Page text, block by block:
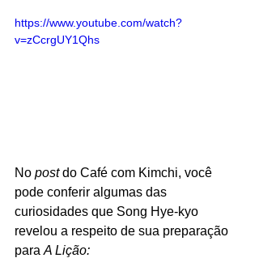
https://www.youtube.com/watch?
v=zCcrgUY1Qhs
No post do Café com Kimchi, você
pode conferir algumas das
curiosidades que Song Hye-kyo
revelou a respeito de sua preparação
para A Lição: